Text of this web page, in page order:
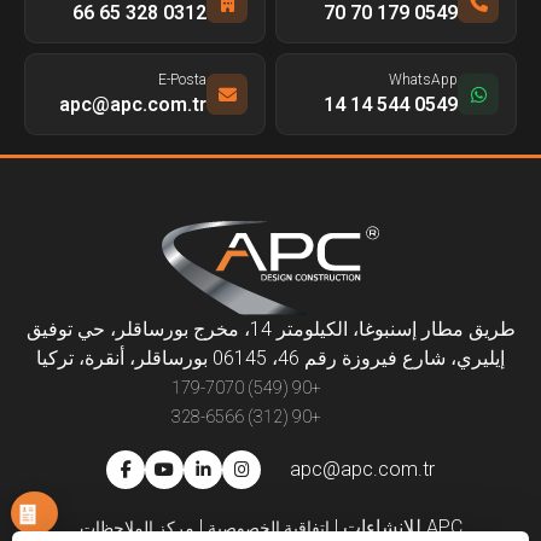
0549 179 70 70
0312 328 65 66
WhatsApp
0549 544 14 14
E-Posta
apc@apc.com.tr
طريق مطار إسنبوغا، الكيلومتر 14، مخرج بورساقلر، حي توفيق
إيليري، شارع فيروزة رقم 46، 06145 بورساقلر، أنقرة، تركيا
+90 (549) 179-7070
+90 (312) 328-6566
apc@apc.com.tr
APC للإنشاءات | اتفاقية الخصوصية | مركز الملاحظات